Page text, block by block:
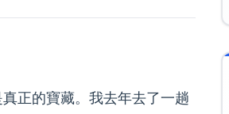
正的寶藏。我去年去了一趟